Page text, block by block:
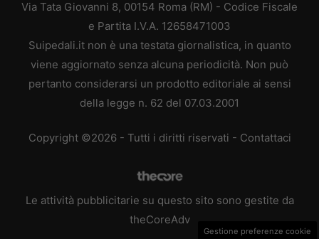
Via Tata Giovanni 8, 00154 Roma (RM) - Codice Fiscale
e Partita I.V.A. 12658471003
Suipedali.it non è una testata giornalistica, in quanto
viene aggiornato senza alcuna periodicità. Non può
pertanto considerarsi un prodotto editoriale ai sensi
della legge n. 62 del 07.03.2001
Copyright ©2026 - Tutti i diritti riservati - Contattaci
Le attività pubblicitarie su questo sito sono gestite da
theCoreAdv
Gestione preferenze cookie